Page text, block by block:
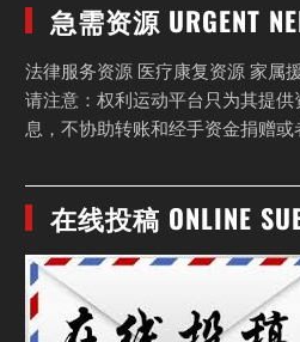
急需资源 URGENT
法律服务资源 医疗康复资源 家属
请注意：权利运动平台只为其提
息，不协助转账和经手资金捐赠或
在线投稿 ONLINE